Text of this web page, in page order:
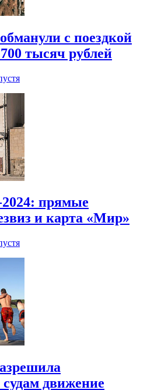
с поездкой
тысяч рублей
прямые
и карта «Мир»
движение